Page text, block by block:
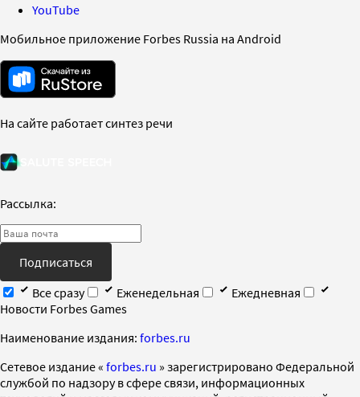
YouTube
Мобильное приложение Forbes Russia на Android
На сайте работает синтез речи
Рассылка:
Подписаться
Все сразу
Еженедельная
Ежедневная
Новости Forbes Games
Наименование издания: forbes.ru
Cетевое издание « forbes.ru » зарегистрировано Федеральной
службой по надзору в сфере связи, информационных